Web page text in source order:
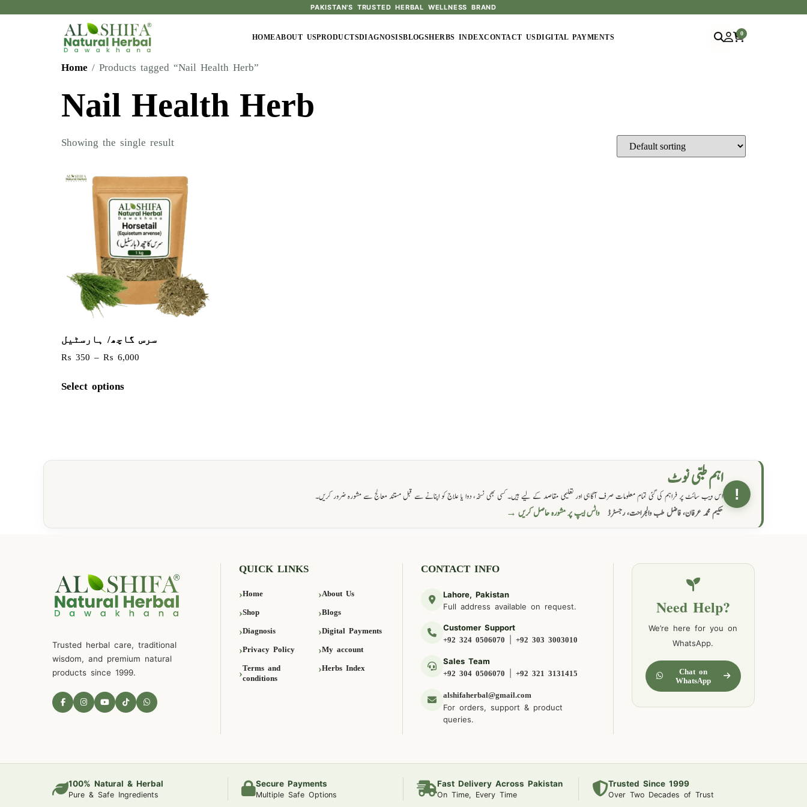
PAKISTAN'S TRUSTED HERBAL WELLNESS BRAND
HOMEABOUT USPRODUCTSDIAGNOSISBLOGSHERBS INDEXCONTACT USDIGITAL PAYMENTS
0
Home / Products tagged “Nail Health Herb”
Nail Health Herb
Showing the single result
سرس گاچھ/ ہارسٹیل
₨ 350 – ₨ 6,000
Select options
!
اہم طبی نوٹ
اس ویب سائٹ پر فراہم کی گئی تمام معلومات صرف آگاہی اور تعلیمی مقاصد کے لیے ہیں۔ کسی بھی نسخہ، دوا یا علاج کو اپنانے سے قبل مستند معالج سے مشورہ ضرور کریں۔
حکیم محمد عرفان، فاضل طب والجراحت، رجسٹرڈ واٹس ایپ پر مشورہ حاصل کریں →
Trusted herbal care, traditional
wisdom, and premium natural
products since 1999.
QUICK LINKS
Home About Us
Shop Blogs
Diagnosis Digital Payments
Privacy Policy My account
Terms and
conditions
Herbs Index
CONTACT INFO
Lahore, Pakistan
Full address available on request.
Customer Support
+92 324 0506070 |+92 303 3003010
Sales Team
+92 304 0506070 |+92 321 3131415
alshifaherbal@gmail.com
For orders, support & product
queries.
Need Help?
We’re here for you on
WhatsApp.
Chat on
WhatsApp
100% Natural & Herbal
Pure & Safe Ingredients
Secure Payments
Multiple Safe Options
Fast Delivery Across Pakistan
On Time, Every Time
Trusted Since 1999
Over Two Decades of Trust